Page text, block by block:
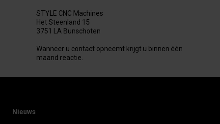
STYLE CNC Machines
Het Steenland 15
3751 LA Bunschoten
Wanneer u contact opneemt krijgt u binnen één
maand reactie.
Nieuws